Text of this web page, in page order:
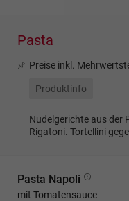
Pasta
Preise inkl.
Produktinfo
Nudelgerichte aus der
Rigatoni. Tortellini
Pasta Napoli
mit Tomatensauce